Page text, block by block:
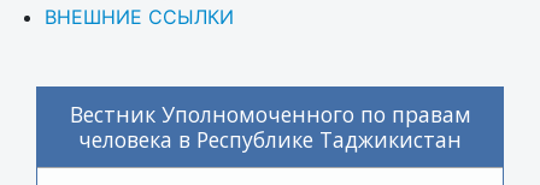
ВНЕШНИЕ ССЫЛКИ
Вестник Уполномоченного по правам
человека в Республике Таджикистан